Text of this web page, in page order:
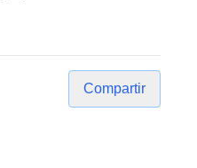
Compartir